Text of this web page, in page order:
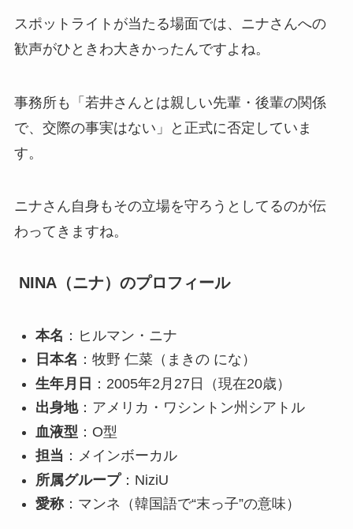
スポットライトが当たる場面では、ニナさんへの
歓声がひときわ大きかったんですよね。
事務所も「若井さんとは親しい先輩・後輩の関係
で、交際の事実はない」と正式に否定していま
す。
ニナさん自身もその立場を守ろうとしてるのが伝
わってきますね。
NINA（ニナ）のプロフィール
本名 ：ヒルマン・ニナ
日本名 ：牧野 仁菜（まきの にな）
生年月日 ：2005年2月27日（現在20歳）
出身地：アメリカ・ワシントン州シアトル
血液型 ：O型
担当 ：メインボーカル
所属グループ：NiziU
愛称：マンネ（韓国語で“末っ子”の意味）